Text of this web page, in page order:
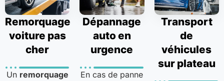
Remorquage
voiture pas
cher
Un remorquage
Dépannage
auto en
urgence
En cas de panne
Transport
de
véhicules
sur plateau